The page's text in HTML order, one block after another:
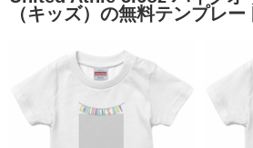
（キッズ）の無料テンプレー